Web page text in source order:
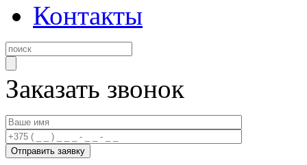
Контакты
Заказать звонок